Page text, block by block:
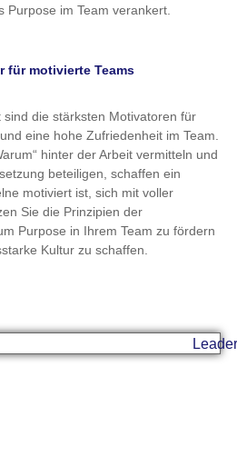
im Team verankert.
für motivierte Teams
die stärksten Motivatoren für
eine hohe Zufriedenheit im Team.
hinter der Arbeit vermitteln und
beteiligen, schaffen ein
motiviert ist, sich mit voller
Sie die Prinzipien der
Purpose in Ihrem Team zu fördern
Kultur zu schaffen.